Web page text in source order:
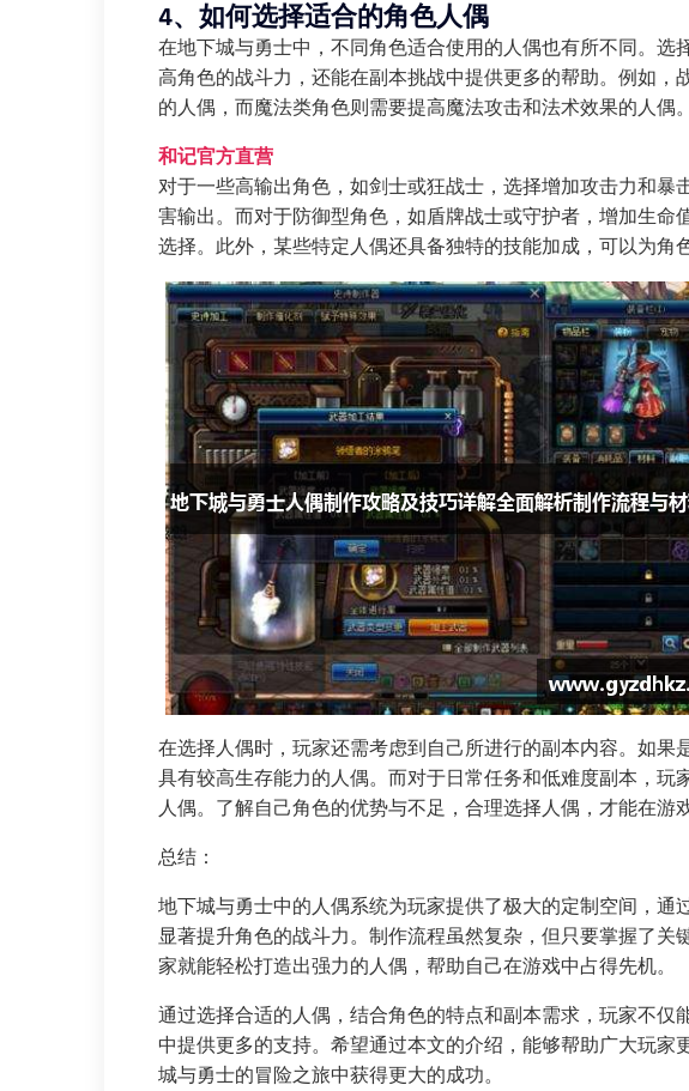
4、如何选择适合的角色人偶
在地下城与勇士中，不同角色适合使用的人偶也有所不同。选
高角色的战斗力，还能在副本挑战中提供更多的帮助。例如，
的人偶，而魔法类角色则需要提高魔法攻击和法术效果的人偶。
和记官方直营
对于一些高输出角色，如剑士或狂战士，选择增加攻击力和暴
害输出。而对于防御型角色，如盾牌战士或守护者，增加生命
选择。此外，某些特定人偶还具备独特的技能加成，可以为角
在选择人偶时，玩家还需考虑到自己所进行的副本内容。如果
具有较高生存能力的人偶。而对于日常任务和低难度副本，玩
人偶。了解自己角色的优势与不足，合理选择人偶，才能在游
总结：
地下城与勇士中的人偶系统为玩家提供了极大的定制空间，通
显著提升角色的战斗力。制作流程虽然复杂，但只要掌握了关
家就能轻松打造出强力的人偶，帮助自己在游戏中占得先机。
通过选择合适的人偶，结合角色的特点和副本需求，玩家不仅
中提供更多的支持。希望通过本文的介绍，能够帮助广大玩家
城与勇士的冒险之旅中获得更大的成功。